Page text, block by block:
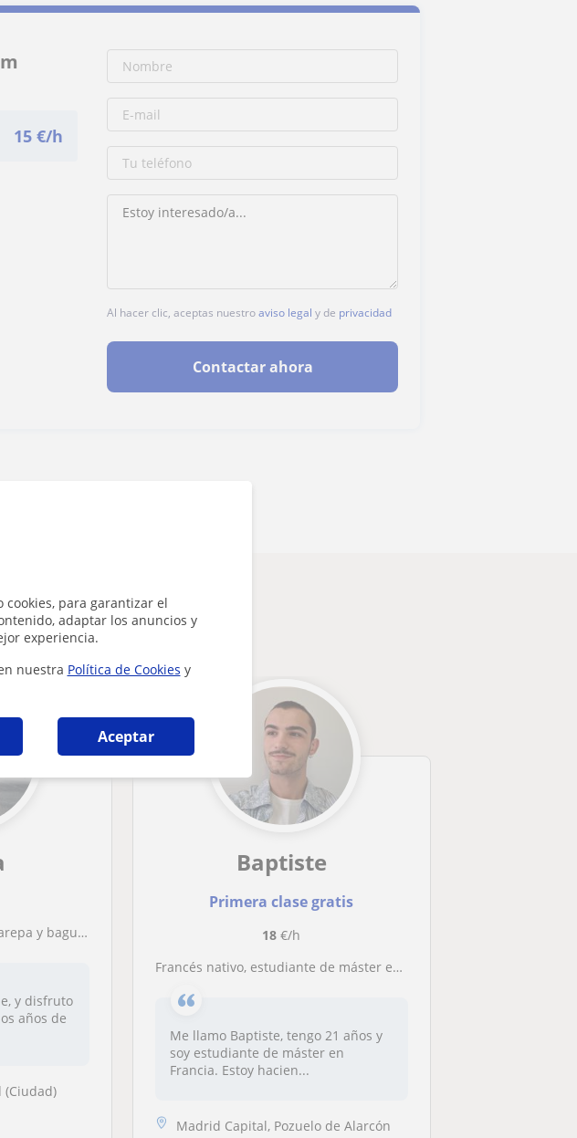
cookies, para garantizar el
adaptar los anuncios y
experiencia.
nuestra Política de Cookies y
Aceptar
15 €/h
Al hacer clic, aceptas nuestroaviso legal y de privacidad
Contactar ahora
Francia. Te puedo ayudar con eso!
y disfruto
años de
Baptiste
Primera clase gratis
18 €/h
Francés nativo, estudiante de máster en Francia, da clases de lengua para todas las edades y niveles en Madrid
Me llamo Baptiste, tengo 21 años y
soy estudiante de máster en
Francia. Estoy hacien...
Madrid Capital, Pozuelo de Alarcón